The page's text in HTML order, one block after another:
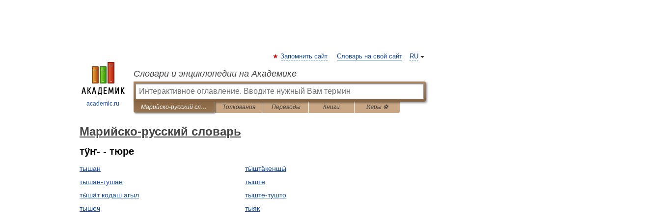
academic.ru
RU
Запомнить сайт Словарь на свой сайт
Словари и энциклопедии на Академике
Марийско-русский словарь Толкования Переводы Книги Игры ⚽
Марийско-русский словарь
тӱҥ- - тюре
тышан
тышан-тушан
тӹшӓт кодаш агыл
тышеч
тӹштӓкеншӹ
тыште
тыште-тушто
тыяк